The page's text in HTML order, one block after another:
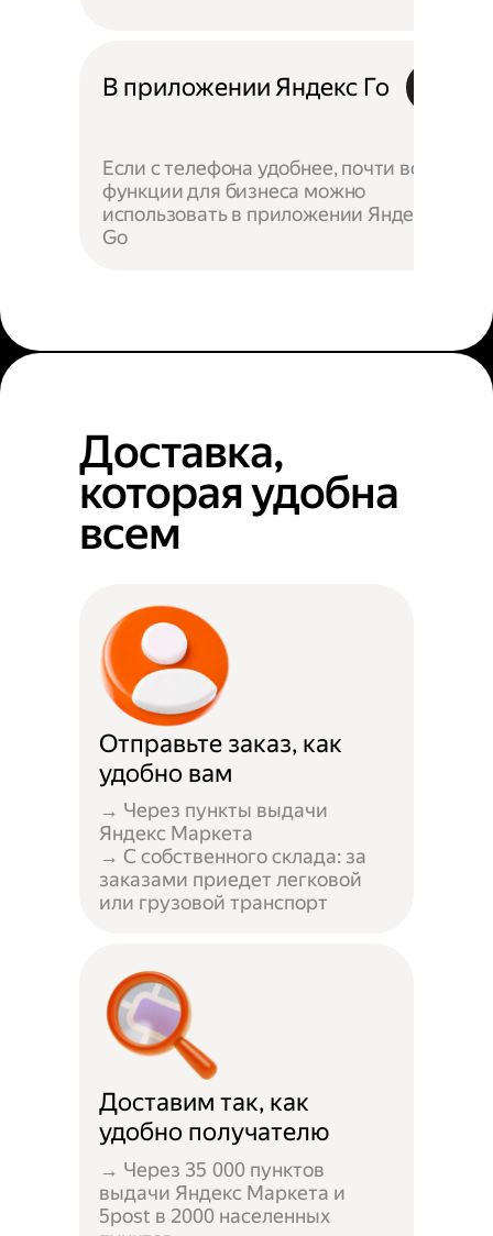
В приложении Яндекс Го
Если с телефона удобнее, почти все
функции для бизнеса можно
использовать в приложении Яндекс
Go
Доставка,
которая удобна
всем
Отправьте заказ, как
удобно вам
→ Через пункты выдачи
Яндекс Маркета
→ С собственного склада: за
заказами приедет легковой
или грузовой транспорт
Доставим так, как
удобно получателю
→ Через 35 000 пунктов
выдачи Яндекс Маркета и
5post в 2000 населенных